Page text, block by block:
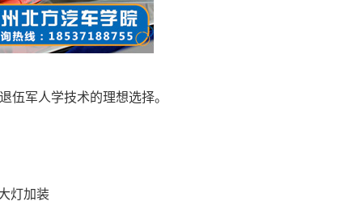
伍军人学技术的理想选择。
灯加装